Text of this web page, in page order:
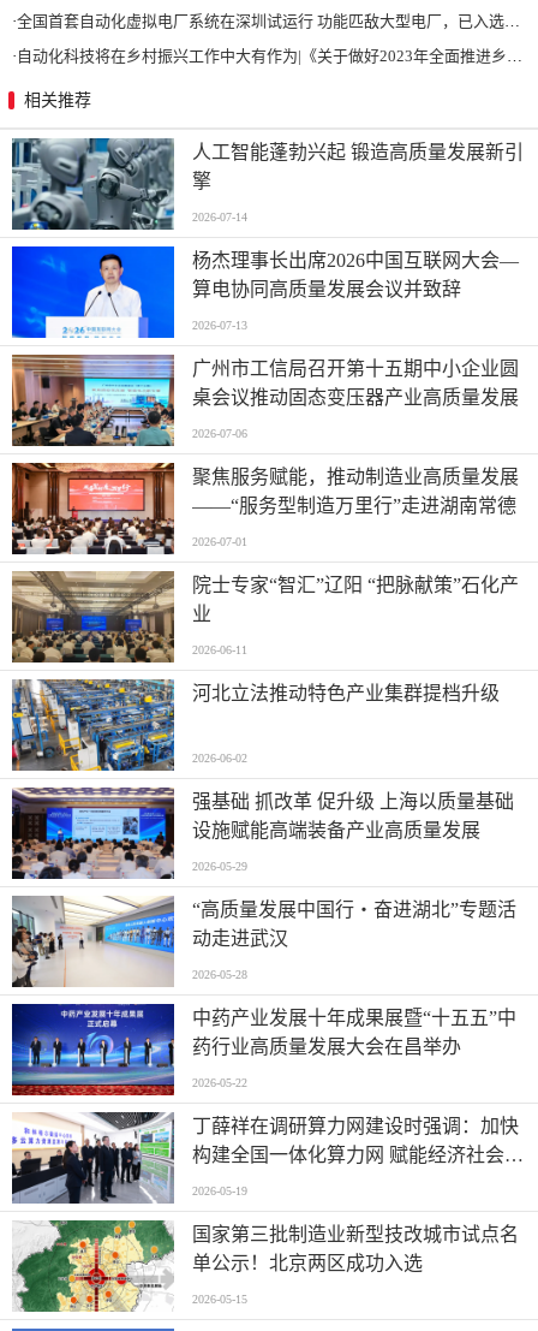
·全国首套自动化虚拟电厂系统在深圳试运行 功能匹敌大型电厂，已入选国际典型案例
· 自动化科技将在乡村振兴工作中大有作为|《关于做好2023年全面推进乡村振兴重点工作的意见》发布
相关推荐
人工智能蓬勃兴起 锻造高质量发展新引
擎
2026-07-14
杨杰理事长出席2026中国互联网大会—
算电协同高质量发展会议并致辞
2026-07-13
广州市工信局召开第十五期中小企业圆
桌会议推动固态变压器产业高质量发展
2026-07-06
聚焦服务赋能，推动制造业高质量发展
——“服务型制造万里行”走进湖南常德
2026-07-01
院士专家“智汇”辽阳 “把脉献策”石化产
业
2026-06-11
河北立法推动特色产业集群提档升级
2026-06-02
强基础 抓改革 促升级 上海以质量基础
设施赋能高端装备产业高质量发展
2026-05-29
“高质量发展中国行・奋进湖北”专题活
动走进武汉
2026-05-28
中药产业发展十年成果展暨“十五五”中
药行业高质量发展大会在昌举办
2026-05-22
丁薛祥在调研算力网建设时强调：加快
构建全国一体化算力网 赋能经济社会高
质量发展
2026-05-19
国家第三批制造业新型技改城市试点名
单公示！北京两区成功入选
2026-05-15